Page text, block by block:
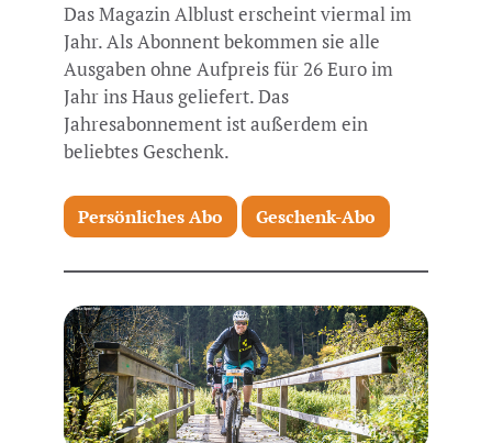
Das Magazin Alblust erscheint viermal im
Jahr. Als Abonnent bekommen sie alle
Ausgaben ohne Aufpreis für 26 Euro im
Jahr ins Haus geliefert. Das
Jahresabonnement ist außerdem ein
beliebtes Geschenk.
Persönliches Abo Geschenk-Abo